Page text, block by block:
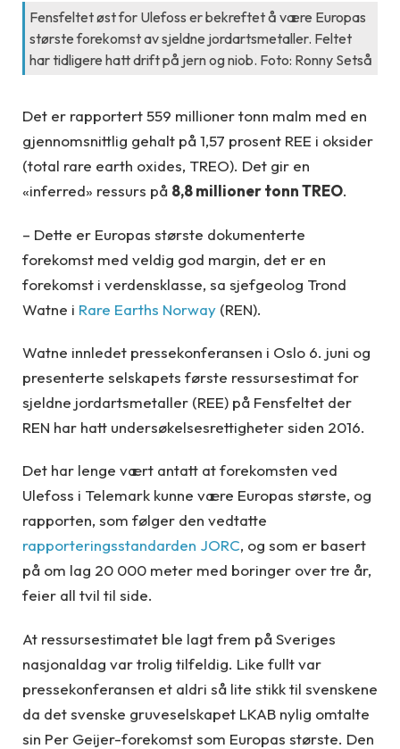
Fensfeltet øst for Ulefoss er bekreftet å være Europas
største forekomst av sjeldne jordartsmetaller. Feltet
har tidligere hatt drift på jern og niob. Foto: Ronny Setså
Det er rapportert 559 millioner tonn malm med en
gjennomsnittlig gehalt på 1,57 prosent REE i oksider
(total rare earth oxides, TREO). Det gir en
«inferred» ressurs på 8,8 millioner tonn TREO.
– Dette er Europas største dokumenterte
forekomst med veldig god margin, det er en
forekomst i verdensklasse, sa sjefgeolog Trond
Watne i Rare Earths Norway (REN).
Watne innledet pressekonferansen i Oslo 6. juni og
presenterte selskapets første ressursestimat for
sjeldne jordartsmetaller (REE) på Fensfeltet der
REN har hatt undersøkelsesrettigheter siden 2016.
Det har lenge vært antatt at forekomsten ved
Ulefoss i Telemark kunne være Europas største, og
rapporten, som følger den vedtatte
rapporteringsstandarden JORC, og som er basert
på om lag 20 000 meter med boringer over tre år,
feier all tvil til side.
At ressursestimatet ble lagt frem på Sveriges
nasjonaldag var trolig tilfeldig. Like fullt var
pressekonferansen et aldri så lite stikk til svenskene
da det svenske gruveselskapet LKAB nylig omtalte
sin Per Geijer-forekomst som Europas største. Den